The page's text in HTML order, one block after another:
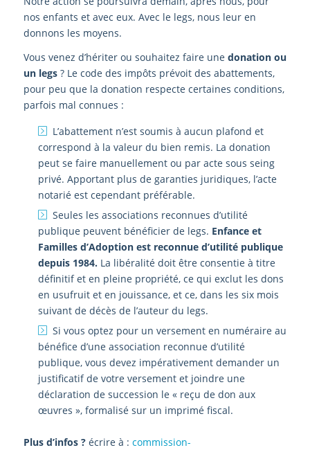
nos enfants et avec eux. Avec le legs, nous leur en
donnons les moyens.
Vous venez d’hériter ou souhaitez faire une donation ou
un legs ? Le code des impôts prévoit des abattements,
pour peu que la donation respecte certaines conditions,
parfois mal connues :
L’abattement n’est soumis à aucun plafond et
correspond à la valeur du bien remis. La donation
peut se faire manuellement ou par acte sous seing
privé. Apportant plus de garanties juridiques, l’acte
notarié est cependant préférable.
Seules les associations reconnues d’utilité
publique peuvent bénéficier de legs. Enfance et
Familles d’Adoption est reconnue d’utilité publique
depuis 1984.La libéralité doit être consentie à titre
définitif et en pleine propriété, ce qui exclut les dons
en usufruit et en jouissance, et ce, dans les six mois
suivant de décès de l’auteur du legs.
Si vous optez pour un versement en numéraire au
bénéfice d’une association reconnue d’utilité
publique, vous devez impérativement demander un
justificatif de votre versement et joindre une
déclaration de succession le « reçu de don aux
œuvres », formalisé sur un imprimé fiscal.
Plus d’infos ?écrire à : commission-